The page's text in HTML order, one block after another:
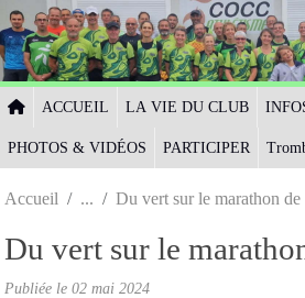
ACCUEIL LA VIE DU CLUB
PHOTOS & VIDÉOS PARTICIPER
Accueil Du vert sur le marathon de
Du vert sur le
Publiée le 02 mai 2024
Panneau de gestion des cookies